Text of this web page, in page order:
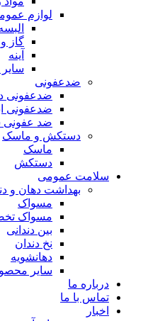
لوازم
گاز
آینه
ضدعفونی
ضدعفونی
ضدعفونی
ضد
دستکش و ماسک
ماسک
دستکش
سلامت عمومی
بهداشت دهان و
مسواک
مسواک
بین دندانی
نخ دندان
دهانشویه
سایر
درباره ما
تماس با ما
اخبار